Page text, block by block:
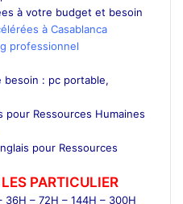
à votre budget et besoin
à Casablanca
professionnel
besoin : pc portable,
pour Ressources Humaines
pour Ressources
PARTICULIER
– 72H – 144H – 300H